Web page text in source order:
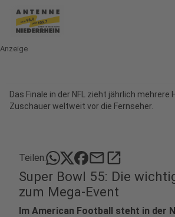
Anzeige
Das Finale in der NFL zieht jährlich mehrere
Zuschauer weltweit vor die Fernseher.
Teilen: mailopen_in_new
Super Bowl 55: Die
zum Mega-Event
Im American Football steht in der